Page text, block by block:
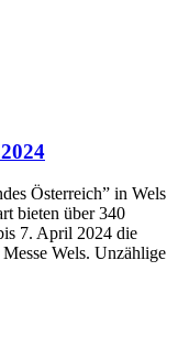
Österreich” in Wels
bieten über 340
7. April 2024 die
Wels. Unzählige